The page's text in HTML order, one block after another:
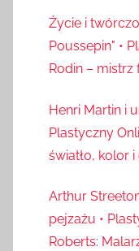
Życie i
Poussepin" •
Rodin –
Henri Martin i
Plastyczny
światło, kolor
Arthur
pejzażu •
Roberts: